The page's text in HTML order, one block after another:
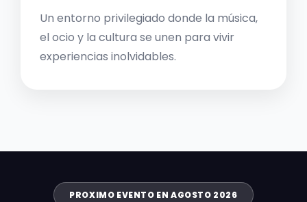
Un entorno privilegiado donde la música,
el ocio y la cultura se unen para vivir
experiencias inolvidables.
PROXIMO EVENTO EN AGOSTO 2026